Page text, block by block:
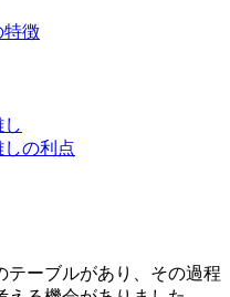
特徴
の利点
テーブルがあり、その過程